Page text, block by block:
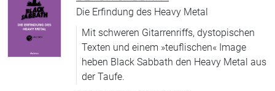
Die Erfindung des Heavy Metal
Mit schweren Gitarrenriffs, dystopischen
Texten und einem »teuflischen« Image
heben Black Sabbath den Heavy Metal aus
der Taufe.